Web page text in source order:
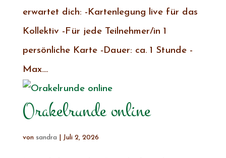
erwartet dich: -Kartenlegung live für das
Kollektiv -Für jede Teilnehmer/in 1
persönliche Karte -Dauer: ca. 1 Stunde -
Max....
Orakelrunde online
von sandra Juli 2, 2026